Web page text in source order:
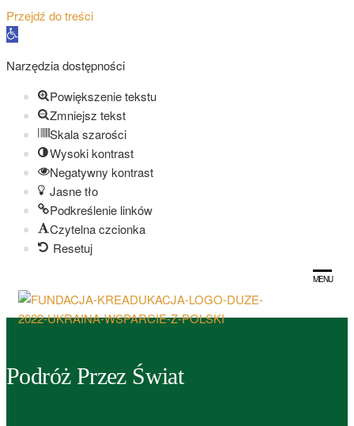
Przejdź do treści
O
w
ę
Narzędzia dostępności
Powiększenie tekstu
Zmniejsz tekst
Skala szarości
Wysoki kontrast
Negatywny kontrast
Jasne tło
Podkreślenie linków
Czytelna czcionka
Resetuj
treści
MENU
Podróż Przez Świat